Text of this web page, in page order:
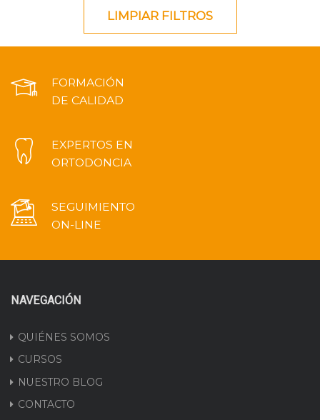
LIMPIAR FILTROS
FORMACIÓN
DE CALIDAD
EXPERTOS EN
ORTODONCIA
SEGUIMIENTO
ON-LINE
NAVEGACIÓN
QUIÉNES SOMOS
CURSOS
NUESTRO BLOG
CONTACTO